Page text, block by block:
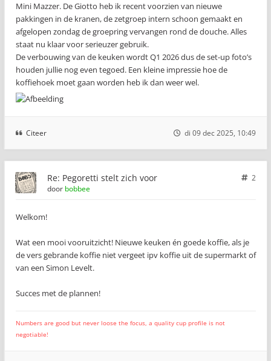
Mini Mazzer. De Giotto heb ik recent voorzien van nieuwe
pakkingen in de kranen, de zetgroep intern schoon gemaakt en
afgelopen zondag de groepring vervangen rond de douche. Alles
staat nu klaar voor serieuzer gebruik.
De verbouwing van de keuken wordt Q1 2026 dus de set-up foto’s
houden jullie nog even tegoed. Een kleine impressie hoe de
koffiehoek moet gaan worden heb ik dan weer wel.
Citeer di 09 dec 2025, 10:49
Re: Pegoretti stelt zich voor
2
door bobbee
Welkom!
Wat een mooi vooruitzicht! Nieuwe keuken én goede koffie, als je
de vers gebrande koffie niet vergeet ipv koffie uit de supermarkt of
van een Simon Levelt.
Succes met de plannen!
Numbers are good but never loose the focus, a quality cup profile is not
negotiable!